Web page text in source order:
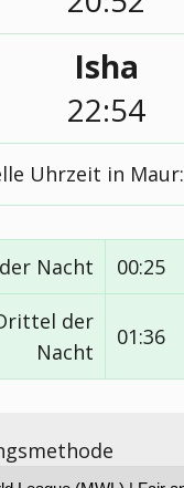
Isha
22:54
Uhrzeit in Maur:
Nacht 00:25
der
Nacht
01:36